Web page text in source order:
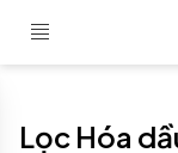
Lọc Hóa